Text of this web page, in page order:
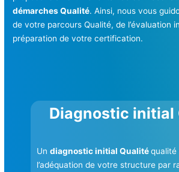
démarches Qualité. Ainsi, nous vous
de votre parcours Qualité, de l’évaluation
préparation de votre certification.
Diagnostic initial
Undiagnostic initial Qualitéqualité
l’adéquation de votre structure par